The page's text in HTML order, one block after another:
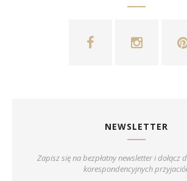
NEWSLETTER
Zapisz się na bezpłatny newsletter i dołącz
korespondencyjnych